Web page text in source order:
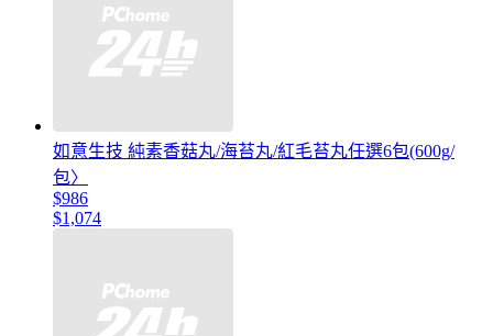
如意生技 純素香菇丸/海苔丸/紅毛苔丸任選6包(600g/
包〉
$986
$1,074